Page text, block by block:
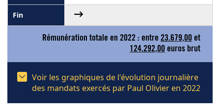
Rémunération totale en 2022 : entre 23.679,00 et
124.292,00 euros brut
Voir les graphiques de l'évolution journalière
des mandats exercés par Paul Olivier en 2022